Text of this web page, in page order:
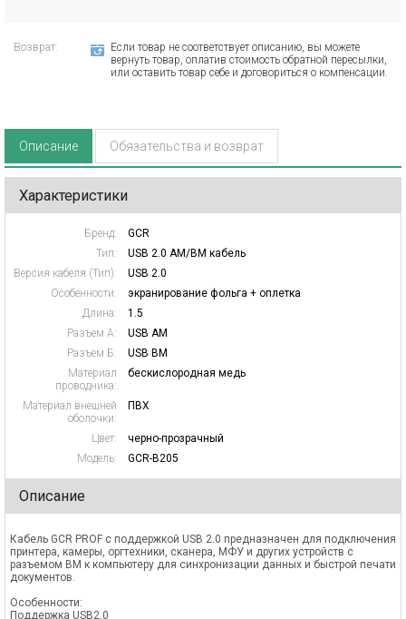
Возврат:
Если товар не соответствует описанию, вы можете
вернуть товар, оплатив стоимость обратной пересылки,
или оставить товар себе и договориться о компенсации.
Описание Обязательства и возврат
Характеристики
Бренд:
GCR
Тип:
USB 2.0 AM/BM кабель
Версия кабеля (Тип):
USB 2.0
Особенности:
экранирование фольга + оплетка
Длина:
1.5
Разъем А:
USB AM
Разъем Б:
USB BM
Материал
проводника:
бескислородная медь
Материал внешней
оболочки:
ПВХ
Цвет:
черно-прозрачный
Модель:
GCR-B205
Описание
Кабель GCR PROF с поддержкой USB 2.0 предназначен для подключения
принтера, камеры, оргтехники, сканера, МФУ и других устройств с
разъемом BM к компьютеру для синхронизации данных и быстрой печати
документов.
Особенности:
Поддержка USB2.0